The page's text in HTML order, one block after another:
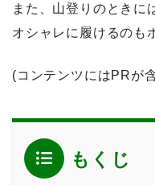
また、山登りのときに
オシャレに履けるのも
(コンテンツにはPRが
もくじ